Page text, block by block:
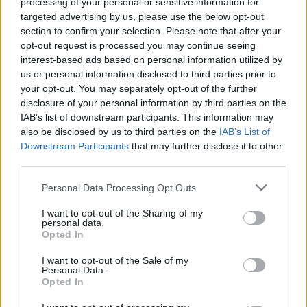
targeted advertising by us, please use the below opt-out
section to confirm your selection. Please note that after your
opt-out request is processed you may continue seeing
interest-based ads based on personal information utilized by
us or personal information disclosed to third parties prior to
your opt-out. You may separately opt-out of the further
disclosure of your personal information by third parties on the
IAB’s list of downstream participants. This information may
also be disclosed by us to third parties on the IAB’s List of
Downstream Participants that may further disclose it to other
Personal Data Processing Opt Outs
I want to opt-out of the Sharing of my
personal data.
Opted In
I want to opt-out of the Sale of my
Personal Data.
Opted In
Mesterséges intelligencia
robot
University of California
pew research center
staphen hawking
Több mint kétszer annyi diák jutott be a
felsőoktatásba, mint ahány kollégiumi férőhely